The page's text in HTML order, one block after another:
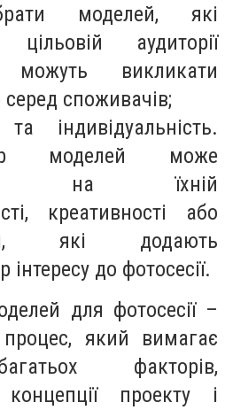
моделей, які
цільовій аудиторії
викликати
серед споживачів;
та індивідуальність.
моделей може
на їхній
креативності або
які додають
до фотосесії.
для фотосесії –
який вимагає
факторів,
проекту і